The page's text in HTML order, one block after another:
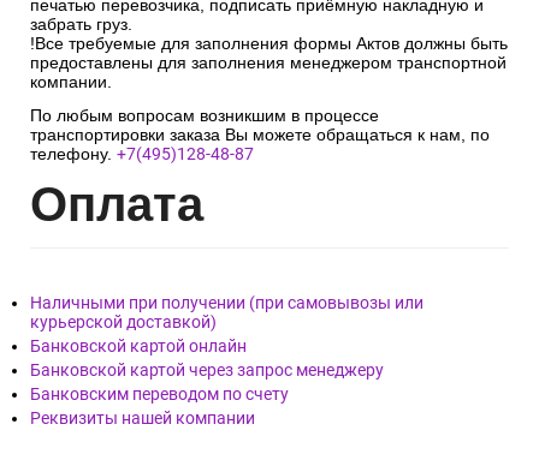
печатью перевозчика, подписать приёмную накладную и
забрать груз.
!Все требуемые для заполнения формы Актов должны быть
предоставлены для заполнения менеджером транспортной
компании.
По любым вопросам возникшим в процессе
транспортировки заказа Вы можете обращаться к нам, по
телефону. +7(495)128-48-87
Оплата
Наличными при получении (при самовывозы или
курьерской доставкой)
Банковской картой онлайн
Банковской картой через запрос менеджеру
Банковским переводом по счету
Реквизиты нашей компании